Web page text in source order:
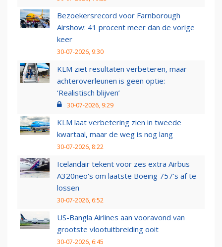
Bezoekersrecord voor Farnborough
Airshow: 41 procent meer dan de vorige
keer
30-07-2026, 9:30
KLM ziet resultaten verbeteren, maar
achteroverleunen is geen optie:
‘Realistisch blijven’
30-07-2026, 9:29
KLM laat verbetering zien in tweede
kwartaal, maar de weg is nog lang
30-07-2026, 8:22
Icelandair tekent voor zes extra Airbus
A320neo's om laatste Boeing 757's af te
lossen
30-07-2026, 6:52
US-Bangla Airlines aan vooravond van
grootste vlootuitbreiding ooit
30-07-2026, 6:45